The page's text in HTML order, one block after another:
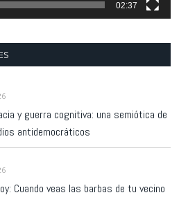
02:37
y guerra cognitiva: una semiótica de
antidemocráticos
Cuando veas las barbas de tu vecino